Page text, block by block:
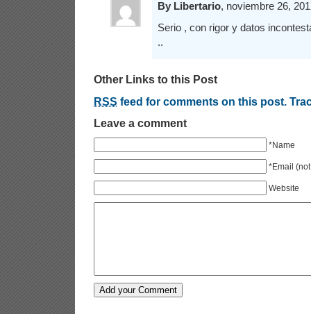
By Libertario, noviembre 26,
Serio , con rigor y datos
..
Other Links to this Post
RSS feed for comments on this post.
Leave a comment
*Name
*Email
Website